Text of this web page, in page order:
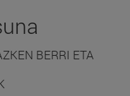
BERRI ETA